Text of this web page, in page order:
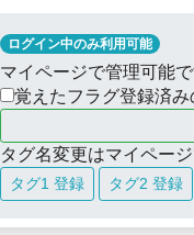
ログイン中のみ利用可能
マイページで管理可能で
覚えたフラグ登録済
タグ名変更はマイページ
タグ1 登録 タグ2 登録